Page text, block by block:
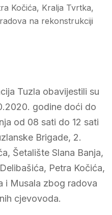
Kočića, Kralja Tvrtka,
na rekonstrukciji
Tuzla obavijestili su
godine doći do
od 08 sati do 12 sati
Brigade, 2.
Šetalište Slana Banja,
Petra Kočića,
i Musala zbog radova
cjevovoda.